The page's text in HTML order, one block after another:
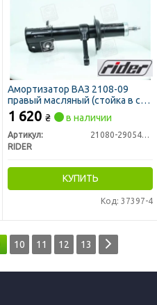
Амортизатор ВАЗ 2108-09
правый масляный (стойка в сб.)
(RIDER)
1 620 ₴ в наличии
Артикул:
21080-2905402-03
RIDER
КУПИТЬ
Код: 37397-4
10 11 12 13